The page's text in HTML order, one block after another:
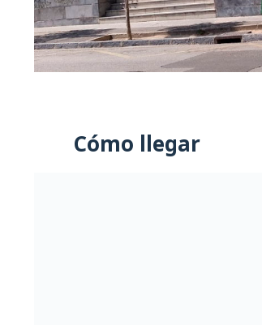
Cómo llegar